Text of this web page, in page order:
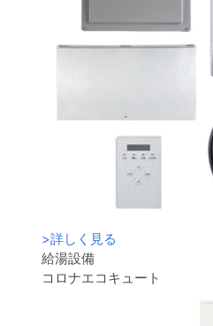
>詳しく見る
給湯設備
コロナエコキュート